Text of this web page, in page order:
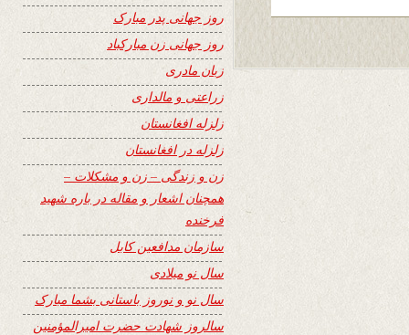
روز جهانی پدر مبارک
روز جهانی زن مبارکباد
زبان مادری
زراعتی و مالداری
زلزله افغانستان
زلزله در افغانستان
زن و زندگی – زن و مشکلات –
همچنان اشعار و مقاله در باره شهید
فرخنده
سازمان مدافعین کابل
سال نو میلادی
سال نو و نوروز باستانی بشما مبارک
سالروز شهادت حضرت امیرالمؤمنین